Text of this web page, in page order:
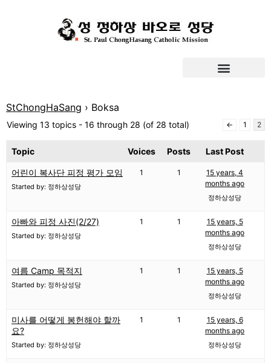
StChongHaSang › Boksa
Viewing 13 topics - 16 through 28 (of 28 total) ← 1 2
Topic Voices Posts Last Post
어린이 복사단 피정 평가 모임
Started by: 정하상성당
1 1
15 years, 4
months ago
정하상성당
아빠와 피정 사진(2/27)
Started by: 정하상성당
1 1
15 years, 5
months ago
정하상성당
여름 Camp 목적지
Started by: 정하상성당
1 1
15 years, 5
months ago
정하상성당
미사를 어떻게 봉헌해야 할까
요?
Started by: 정하상성당
1 1
15 years, 6
months ago
정하상성당